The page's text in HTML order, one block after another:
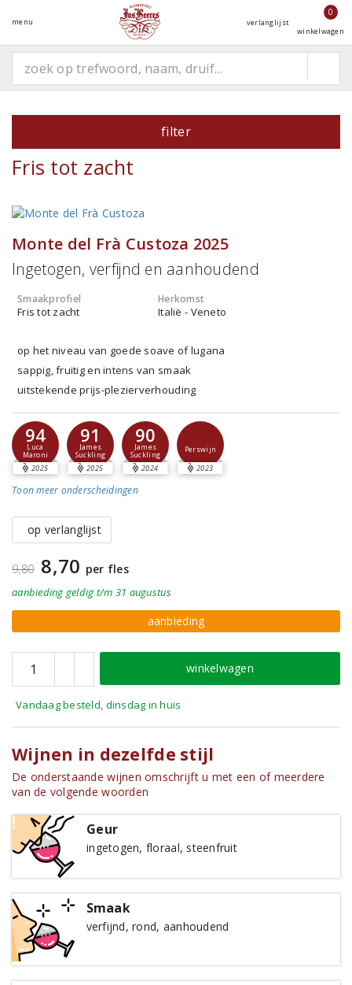
menu verlanglijst
0
winkelwagen
filter
Fris tot zacht
Monte del Frà Custoza 2025
Ingetogen, verfijnd en aanhoudend
Smaakprofiel
Fris tot zacht
Herkomst
Italië - Veneto
op het niveau van goede soave of lugana
sappig, fruitig en intens van smaak
uitstekende prijs-plezierverhouding
94
Luca
Maroni
2025
91
James
Suckling
2025
90
James
Suckling
2024
Perswijn
2023
Toon meer onderscheidingen
op verlanglijst
9,80 8,70 per fles
aanbieding geldig t/m 31 augustus
aanbieding
winkelwagen
Vandaag besteld, dinsdag in huis
Wijnen in dezelfde stijl
De onderstaande wijnen omschrijft u met een of meerdere
van de volgende woorden
Geur
ingetogen, floraal, steenfruit
Smaak
verfijnd, rond, aanhoudend